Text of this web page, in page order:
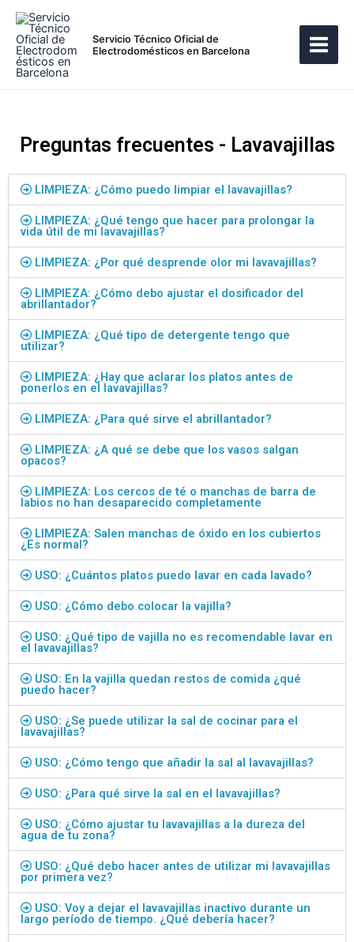
contenido
Servicio Técnico Oficial de
Electrodomésticos en Barcelona
Menu
Preguntas frecuentes - Lavavajillas
LIMPIEZA: ¿Cómo puedo limpiar el lavavajillas?
LIMPIEZA: ¿Qué tengo que hacer para prolongar la
vida útil de mi lavavajillas?
LIMPIEZA: ¿Por qué desprende olor mi lavavajillas?
LIMPIEZA: ¿Cómo debo ajustar el dosificador del
abrillantador?
LIMPIEZA: ¿Qué tipo de detergente tengo que
utilizar?
LIMPIEZA: ¿Hay que aclarar los platos antes de
ponerlos en el lavavajillas?
LIMPIEZA: ¿Para qué sirve el abrillantador?
LIMPIEZA: ¿A qué se debe que los vasos salgan
opacos?
LIMPIEZA: Los cercos de té o manchas de barra de
labios no han desaparecido completamente
LIMPIEZA: Salen manchas de óxido en los cubiertos
¿Es normal?
USO: ¿Cuántos platos puedo lavar en cada lavado?
USO: ¿Cómo debo colocar la vajilla?
USO: ¿Qué tipo de vajilla no es recomendable lavar en
el lavavajillas?
USO: En la vajilla quedan restos de comida ¿qué
puedo hacer?
USO: ¿Se puede utilizar la sal de cocinar para el
lavavajillas?
USO: ¿Cómo tengo que añadir la sal al lavavajillas?
USO: ¿Para qué sirve la sal en el lavavajillas?
USO: ¿Cómo ajustar tu lavavajillas a la dureza del
agua de tu zona?
USO: ¿Qué debo hacer antes de utilizar mi lavavajillas
por primera vez?
USO: Voy a dejar el lavavajillas inactivo durante un
largo período de tiempo. ¿Qué debería hacer?